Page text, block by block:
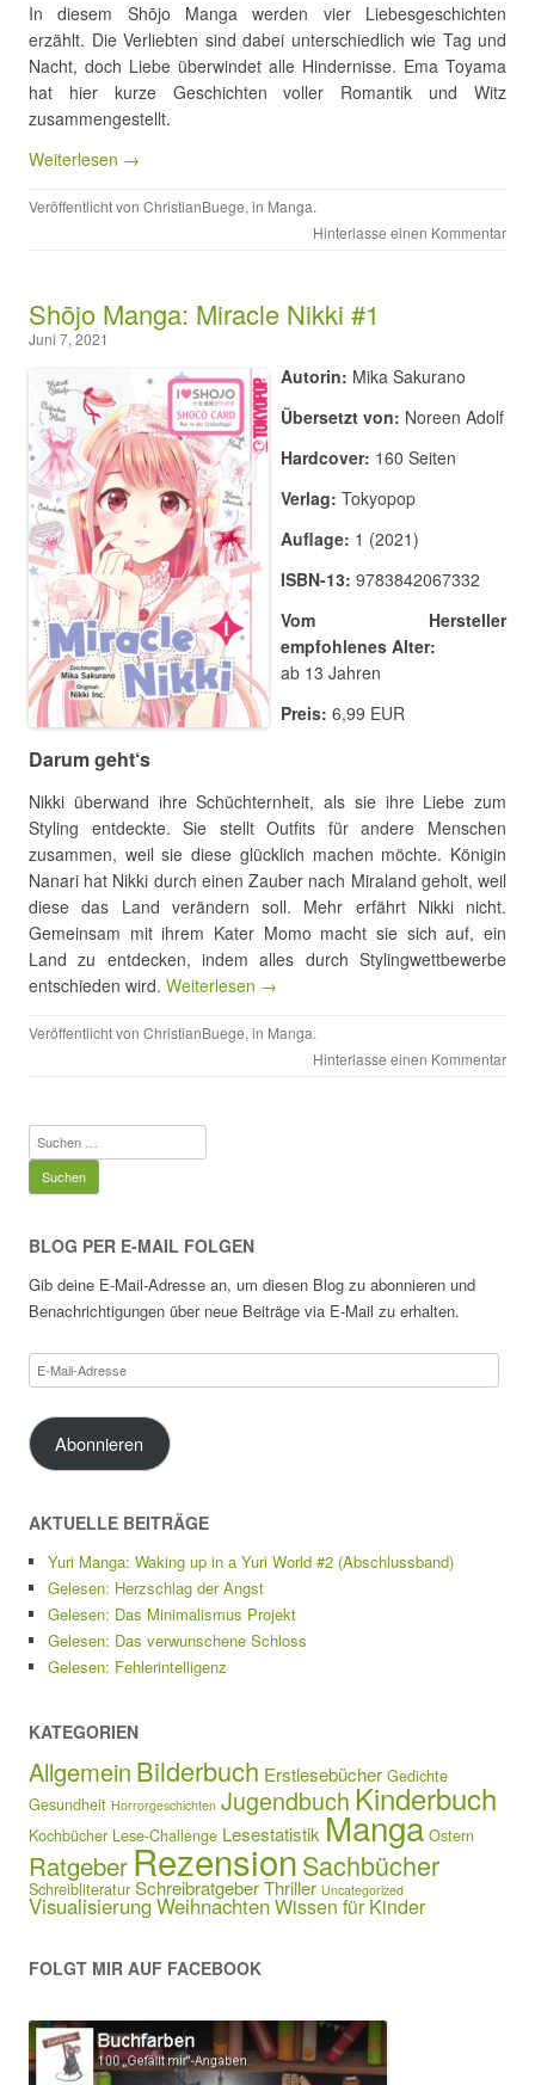
In diesem Shōjo Manga werden vier Liebesgeschichten
erzählt. Die Verliebten sind dabei unterschiedlich wie Tag und
Nacht, doch Liebe überwindet alle Hindernisse. Ema Toyama
hat hier kurze Geschichten voller Romantik und Witz
zusammengestellt.
Weiterlesen →
Veröffentlicht von ChristianBuege, in Manga.
Hinterlasse einen Kommentar
Shōjo Manga: Miracle Nikki #1
Juni 7, 2021
Autorin: Mika Sakurano
Übersetzt von: Noreen Adolf
Hardcover: 160 Seiten
Verlag: Tokyopop
Auflage: 1 (2021)
ISBN-13: 9783842067332
Vom Hersteller
empfohlenes Alter:
ab 13 Jahren
Preis: 6,99 EUR
Darum geht‘s
Nikki überwand ihre Schüchternheit, als sie ihre Liebe zum
Styling entdeckte. Sie stellt Outfits für andere Menschen
zusammen, weil sie diese glücklich machen möchte. Königin
Nanari hat Nikki durch einen Zauber nach Miraland geholt, weil
diese das Land verändern soll. Mehr erfährt Nikki nicht.
Gemeinsam mit ihrem Kater Momo macht sie sich auf, ein
Land zu entdecken, indem alles durch Stylingwettbewerbe
entschieden wird. Weiterlesen →
Veröffentlicht von ChristianBuege, in Manga.
Hinterlasse einen Kommentar
Suchen
nach:
BLOG PER E-MAIL FOLGEN
Gib deine E-Mail-Adresse an, um diesen Blog zu abonnieren und
Benachrichtigungen über neue Beiträge via E-Mail zu erhalten.
E-
Mail-
Adresse
Abonnieren
AKTUELLE BEITRÄGE
Yuri Manga: Waking up in a Yuri World #2 (Abschlussband)
Gelesen: Herzschlag der Angst
Gelesen: Das Minimalismus Projekt
Gelesen: Das verwunschene Schloss
Gelesen: Fehlerintelligenz
KATEGORIEN
Allgemein Bilderbuch Erstlesebücher Gedichte
Gesundheit Horrorgeschichten Jugendbuch Kinderbuch
Kochbücher Lese-Challenge Lesestatistik Manga Ostern
Ratgeber RezensionSachbücher
Schreibliteratur SchreibratgeberThriller Uncategorized
VisualisierungWeihnachtenWissen für Kinder
FOLGT MIR AUF FACEBOOK